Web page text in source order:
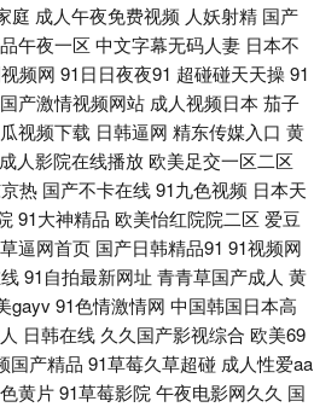
院 夜晚福利狼友国产 91九色熟女露脸 草久
影库 91黑丝在线 91竹菊 国产第11页 四虎
久视频 欧美强奸第5页 伊人久久影院 91人人
色老大网站在线观看 91n色域 91尤物国产
人精品 蜜桃美女福利社 天天透伊人 91网
蕉 日韩三级www 自拍在线国产区 91视屏
美黄色一级纯黄网络 影音先锋中文字幕无
庭 成人午夜免费视频 人妖射精 国产
午夜一区 中文字幕无码人妻 日本不
频网 91日日夜夜91 超碰碰天天操91
国产激情视频网站 成人视频日本 茄子
视频下载 日韩逼网 精东传媒入口 黄
成人影院在线播放 欧美足交一区二区
热 国产不卡在线91九色视频 日本天
91大神精品 欧美怡红院院二区 爱豆
草逼网首页 国产日韩精品91 91视频网
91自拍最新网址 青青草国产成人 黄
gayv91色情激情网 中国韩国日本高
日韩在线 久久国产影视综合 欧美69
国产精品 91草莓久草超碰 成人性爱aa
黄片91草莓影院 午夜电影网久久 国